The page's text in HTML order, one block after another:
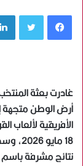
فيسبوك
غادرت بعثة
أرض الوطن متجهة
18
نتائج مشرفة باسم